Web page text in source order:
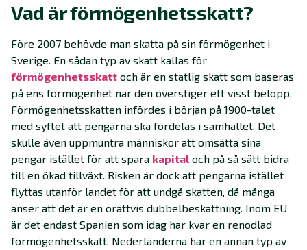
Vad är förmögenhetsskatt?
Före 2007 behövde man skatta på sin förmögenhet i
Sverige. En sådan typ av skatt kallas för
förmögenhetsskatt och är en statlig skatt som baseras
på ens förmögenhet när den överstiger ett visst belopp.
Förmögenhetsskatten infördes i början på 1900-talet
med syftet att pengarna ska fördelas i samhället. Det
skulle även uppmuntra människor att omsätta sina
pengar istället för att spara kapital och på så sätt bidra
till en ökad tillväxt. Risken är dock att pengarna istället
flyttas utanför landet för att undgå skatten, då många
anser att det är en orättvis dubbelbeskattning. Inom EU
är det endast Spanien som idag har kvar en renodlad
förmögenhetsskatt. Nederländerna har en annan typ av